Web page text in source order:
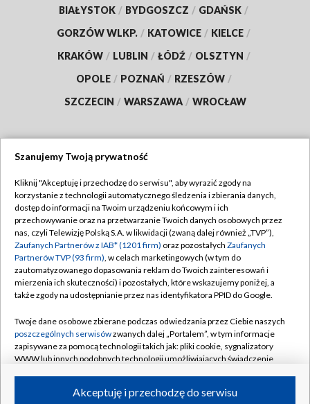
BIAŁYSTOK / BYDGOSZCZ / GDAŃSK /
GORZÓW WLKP. / KATOWICE / KIELCE /
KRAKÓW / LUBLIN / ŁÓDŹ / OLSZTYN /
OPOLE / POZNAŃ / RZESZÓW /
SZCZECIN / WARSZAWA / WROCŁAW
TVP
Abonament TVP
Emisja w TVP
Centrum informacji TVP
Naziemna Telewizja Cyfrowa
Rada Programowa
System NOS
Informacje o nadawcy
Program dla prasy
Regulamin TVP
Polityka prywatności
Moje zgody
Pomoc
Kontakt
Kanały
Szanujemy Twoją prywatność
Kliknij "Akceptuję i przechodzę do serwisu", aby wyrazić zgody na
korzystanie z technologii automatycznego śledzenia i zbierania danych,
dostęp do informacji na Twoim urządzeniu końcowym i ich
przechowywanie oraz na przetwarzanie Twoich danych osobowych przez
nas, czyli Telewizję Polską S.A. w likwidacji (zwaną dalej również „TVP”),
Zaufanych Partnerów z IAB* (1201 firm) oraz pozostałych Zaufanych
Partnerów TVP (93 firm), w celach marketingowych (w tym do
zautomatyzowanego dopasowania reklam do Twoich zainteresowań i
mierzenia ich skuteczności) i pozostałych, które wskazujemy poniżej, a
także zgody na udostępnianie przez nas identyfikatora PPID do Google.
Twoje dane osobowe zbierane podczas odwiedzania przez Ciebie naszych
poszczególnych serwisówzwanych dalej „Portalem”, w tym informacje
zapisywane za pomocą technologii takich jak: pliki cookie, sygnalizatory
WWW lub innych podobnych technologii umożliwiających świadczenie
ruchu w Internecie.Akceptuję i przechodzę do serwisu